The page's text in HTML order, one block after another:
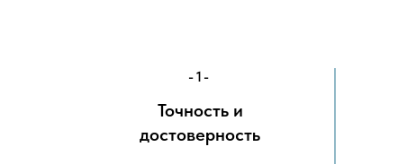
-1-
Точность и
достоверность